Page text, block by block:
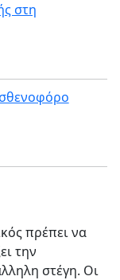
στη
πρέπει να
την
στέγη. Οι